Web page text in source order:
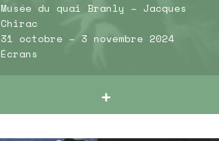
Musée du quai Branly – Jacques
Chirac
31 octobre – 3 novembre 2024
Écrans